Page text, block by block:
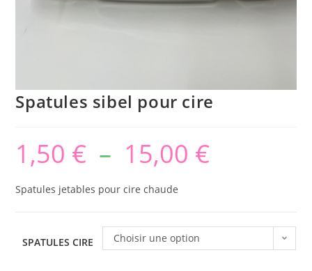
Spatules sibel pour cire
1,50 € – 15,00 €
Spatules jetables pour cire chaude
SPATULES CIRE Choisir une option